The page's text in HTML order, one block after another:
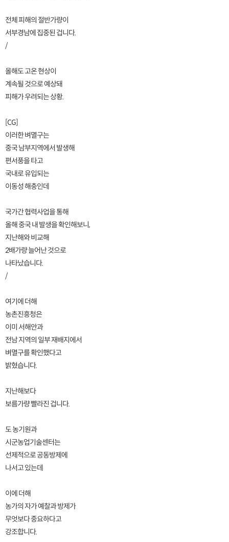
전체 피해의 절반가량이
서부경남에 집중된 겁니다.
/
올해도 고온 현상이
계속될 것으로 예상돼
피해가 우려되는 상황.
[CG]
이러한 벼멸구는
중국 남부지역에서 발생해
편서풍을 타고
국내로 유입되는
이동성 해충인데
국가간 협력사업을 통해
올해 중국 내 발생을 확인해보니,
지난해와 비교해
2배가량 늘어난 것으로
나타났습니다.
/
여기에 더해
농촌진흥청은
이미 서해안과
전남 지역의 일부 재배지에서
벼멸구를 확인했다고
밝혔습니다.
지난해보다
보름가량 빨라진 겁니다.
도 농기원과
시군농업기술센터는
선제적으로 공동방제에
나서고 있는데
이에 더해
농가의 자가 예찰과 방제가
무엇보다 중요하다고
강조합니다.